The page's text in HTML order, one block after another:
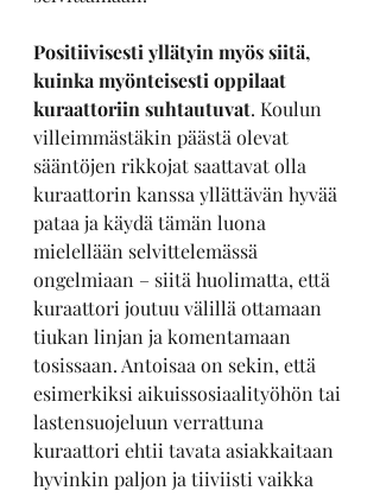
Positiivisesti yllätyin myös siitä,
kuinka myönteisesti oppilaat
kuraattoriin suhtautuvat. Koulun
villeimmästäkin päästä olevat
sääntöjen rikkojat saattavat olla
kuraattorin kanssa yllättävän hyvää
pataa ja käydä tämän luona
mielellään selvittelemässä
ongelmiaan – siitä huolimatta, että
kuraattori joutuu välillä ottamaan
tiukan linjan ja komentamaan
tosissaan. Antoisaa on sekin, että
esimerkiksi aikuissosiaalityöhön tai
lastensuojeluun verrattuna
kuraattori ehtii tavata asiakkaitaan
hyvinkin paljon ja tiiviisti vaikka